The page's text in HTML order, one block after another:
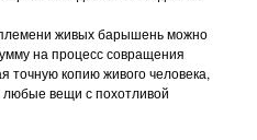
живых барышень можно
на процесс совращения
точную копию живого человека,
любые вещи с похотливой